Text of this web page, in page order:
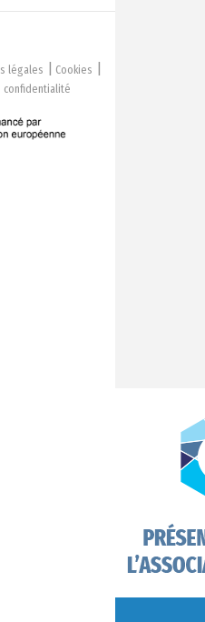
légales
Cookies
confidentialité